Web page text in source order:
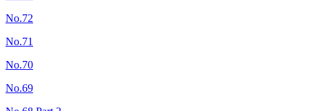
No.72
No.71
No.70
No.69